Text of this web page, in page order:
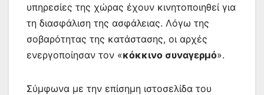
υπηρεσίες της χώρας έχουν κινητοποιηθεί για
τη διασφάλιση της ασφάλειας. Λόγω της
σοβαρότητας της κατάστασης, οι αρχές
ενεργοποίησαν τον «κόκκινο συναγερμό».
Σύμφωνα με την επίσημη ιστοσελίδα του